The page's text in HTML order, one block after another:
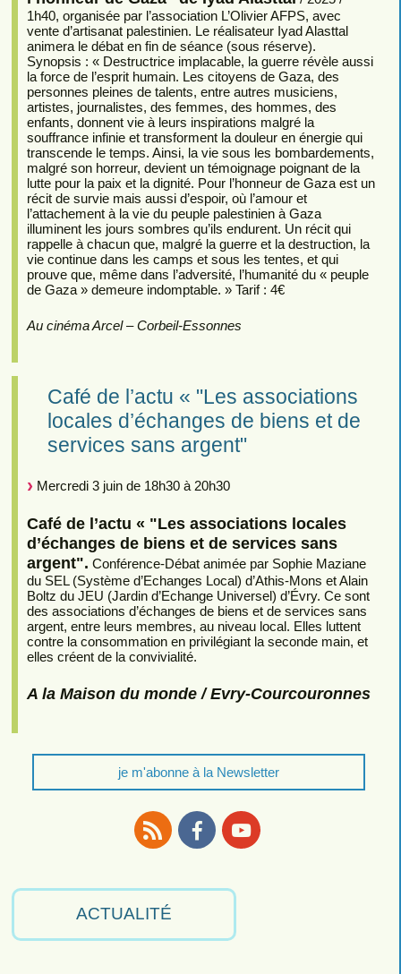
1h40, organisée par l’association L’Olivier AFPS, avec
vente d’artisanat palestinien. Le réalisateur Iyad Alasttal
animera le débat en fin de séance (sous réserve).
Synopsis : « Destructrice implacable, la guerre révèle aussi
la force de l’esprit humain. Les citoyens de Gaza, des
personnes pleines de talents, entre autres musiciens,
artistes, journalistes, des femmes, des hommes, des
enfants, donnent vie à leurs inspirations malgré la
souffrance infinie et transforment la douleur en énergie qui
transcende le temps. Ainsi, la vie sous les bombardements,
malgré son horreur, devient un témoignage poignant de la
lutte pour la paix et la dignité. Pour l’honneur de Gaza est un
récit de survie mais aussi d’espoir, où l’amour et
l’attachement à la vie du peuple palestinien à Gaza
illuminent les jours sombres qu’ils endurent. Un récit qui
rappelle à chacun que, malgré la guerre et la destruction, la
vie continue dans les camps et sous les tentes, et qui
prouve que, même dans l’adversité, l’humanité du « peuple
de Gaza » demeure indomptable. » Tarif : 4€
Au cinéma Arcel – Corbeil-Essonnes
Café de l’actu « "Les associations
locales d’échanges de biens et de
services sans argent"
Mercredi 3 juin de 18h30 à 20h30
Café de l’actu « "Les associations locales
d’échanges de biens et de services sans
argent". Conférence-Débat animée par Sophie Maziane
du SEL (Système d’Echanges Local) d’Athis-Mons et Alain
Boltz du JEU (Jardin d’Echange Universel) d’Évry. Ce sont
des associations d’échanges de biens et de services sans
argent, entre leurs membres, au niveau local. Elles luttent
contre la consommation en privilégiant la seconde main, et
elles créent de la convivialité.
A la Maison du monde / Evry-Courcouronnes
je m'abonne à la Newsletter
ACTUALITÉ